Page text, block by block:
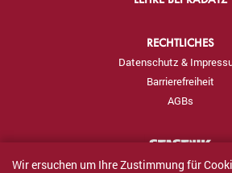
RECHTLICHES
Datenschutz &
Barrierefreiheit
AGBs
Wir ersuchen um Ihre Zustimmung für